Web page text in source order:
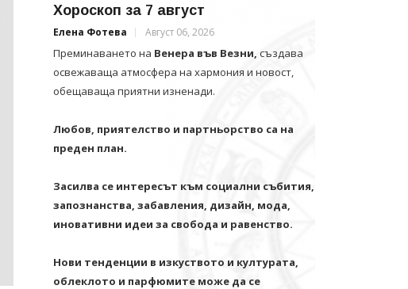
Хороскоп за 7 август
Елена Фотева Август 06, 2026
Преминаването на Венера във Везни, създава
освежаваща атмосфера на хармония и новост,
обещаваща приятни изненади.
Любов, приятелство и партньорство са на
преден план.
Засилва се интересът към социални събития,
запознанства, забавления, дизайн, мода,
иновативни идеи за свобода и равенство.
Нови тенденции в изкуството и културата,
облеклото и парфюмите може да се